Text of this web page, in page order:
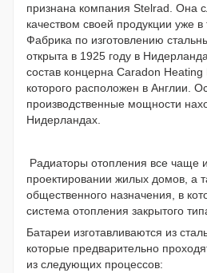
признана компания Stelrad. Она
качеством своей продукции уже в
Фабрика по изготовлению
открыта в 1925 году в
состав концерна Caradon
которого расположен в Англии.
производственные мощности
Нидерландах.
Радиаторы отопления все чаще
проектировании жилых домов, а
общественного назначения, в
система отопления закрытого
Батареи изготавливаются из
которые предварительно
из следующих процессов: